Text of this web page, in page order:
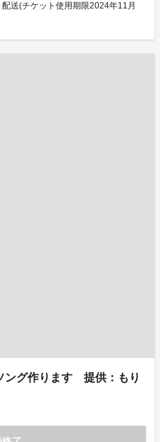
送(チケット使用期限2024年11月
ング作ります 提供：もり